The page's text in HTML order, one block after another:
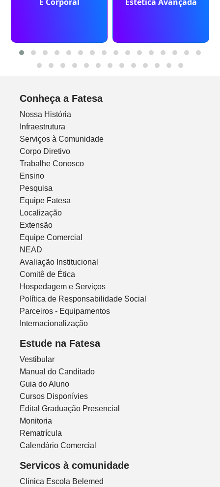
Conheça a Fatesa
Nossa História
Infraestrutura
Serviços à Comunidade
Corpo Diretivo
Trabalhe Conosco
Ensino
Pesquisa
Equipe Fatesa
Localização
Extensão
Equipe Comercial
NEAD
Avaliação Institucional
Comitê de Ética
Hospedagem e Serviços
Política de Responsabilidade Social
Parceiros - Equipamentos
Internacionalização
Estude na Fatesa
Vestibular
Manual do Canditado
Guia do Aluno
Cursos Disponívies
Edital Graduação Presencial
Monitoria
Rematrícula
Calendário Comercial
Servicos à comunidade
Clínica Escola Belemed